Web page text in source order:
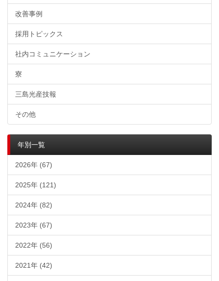
改善事例
採用トピックス
社内コミュニケーション
寮
三島光産技報
その他
年別一覧
2026年 (67)
2025年 (121)
2024年 (82)
2023年 (67)
2022年 (56)
2021年 (42)